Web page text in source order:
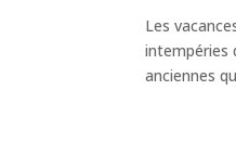
Les
intempéries
anciennes